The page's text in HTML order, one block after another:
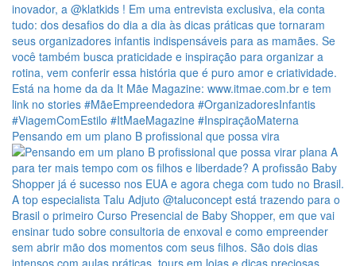
Pensando em um plano B profissional que possa vira